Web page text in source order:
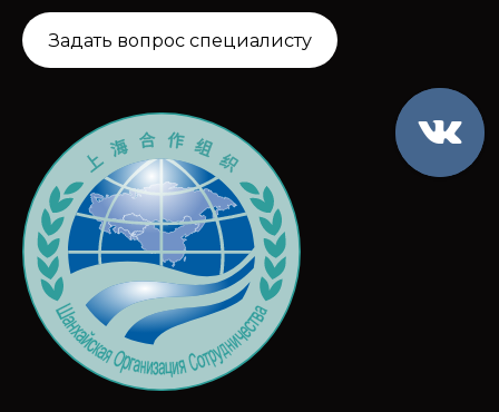
Задать вопрос специалисту